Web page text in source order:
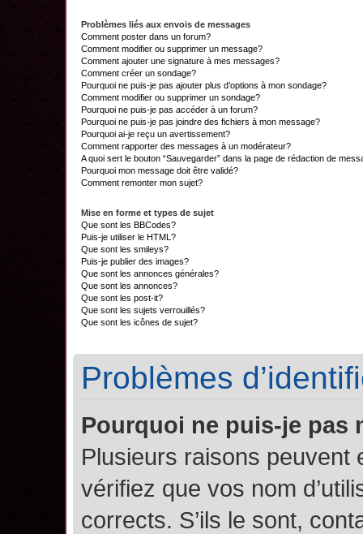
Problèmes liés aux envois de messages
Comment poster dans un forum?
Comment modifier ou supprimer un message?
Comment ajouter une signature à mes messages?
Comment créer un sondage?
Pourquoi ne puis-je pas ajouter plus d’options à mon sondage?
Comment modifier ou supprimer un sondage?
Pourquoi ne puis-je pas accéder à un forum?
Pourquoi ne puis-je pas joindre des fichiers à mon message?
Pourquoi ai-je reçu un avertissement?
Comment rapporter des messages à un modérateur?
A quoi sert le bouton “Sauvegarder” dans la page de rédaction de
Pourquoi mon message doit être validé?
Comment remonter mon sujet?
Mise en forme et types de sujet
Que sont les BBCodes?
Puis-je utiliser le HTML?
Que sont les smileys?
Puis-je publier des images?
Que sont les annonces générales?
Que sont les annonces?
Que sont les post-it?
Que sont les sujets verrouillés?
Que sont les icônes de sujet?
Problèmes
Pourquoi ne puis-je pas
Plusieurs raisons peuvent
vérifiez que vos nom
corrects. S’ils le sont,